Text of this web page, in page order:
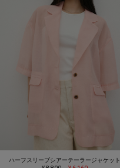
ハーフスリーブシアーテーラージャケット